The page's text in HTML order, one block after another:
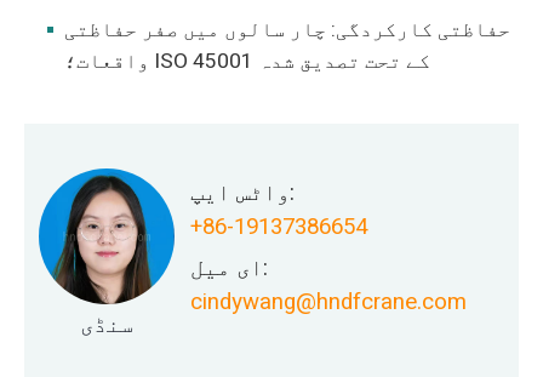
حفاظتی کارکردگی: چار سالوں میں صفر حفاظتی
واقعات؛ ISO 45001 کے تحت تصدیق شدہ
سنڈی
واٹس ایپ:
+86-19137386654
ای میل:
cindywang@hndfcrane.com